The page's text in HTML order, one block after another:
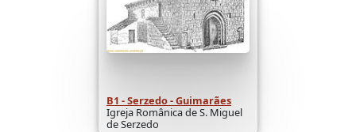
B1 - Serzedo - Guimarães
Igreja Românica de S. Miguel
de Serzedo